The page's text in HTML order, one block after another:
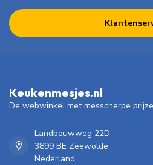
Keukenmesjes.nl
De webwinkel met messcherpe
Landbouwweg 22D
3899 BE Zeewolde
Nederland